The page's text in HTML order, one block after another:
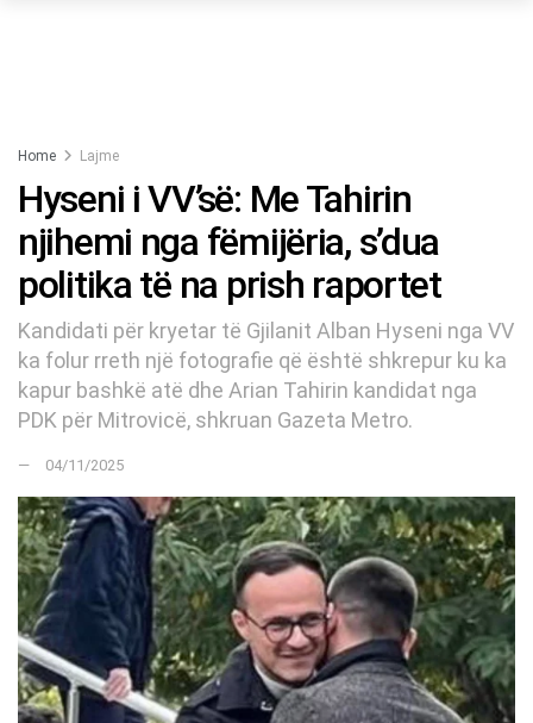
Home Lajme
Hyseni i VV’së: Me Tahirin
njihemi nga fëmijëria, s’dua
politika të na prish raportet
Kandidati për kryetar të Gjilanit Alban Hyseni nga VV
ka folur rreth një fotografie që është shkrepur ku ka
kapur bashkë atë dhe Arian Tahirin kandidat nga
PDK për Mitrovicë, shkruan Gazeta Metro.
04/11/2025